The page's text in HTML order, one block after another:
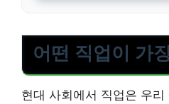
어떤 직업이 가
현대 사회에서 직업은 우